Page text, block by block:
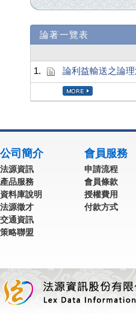
論著一覽表
1.
論利益輸送之論
公司簡介
法源資訊
產品服務
資料庫說明
法源徵才
交通資訊
策略聯盟
會員服務
申請流程
會員條款
授權費用
付款方式